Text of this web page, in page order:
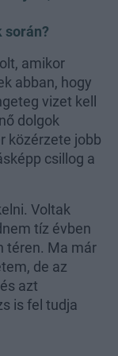
során?
amikor
abban, hogy
vizet kell
dolgok
közérzete jobb
csillog a
Voltak
tíz évben
téren. Ma már
de az
azt
is fel tudja